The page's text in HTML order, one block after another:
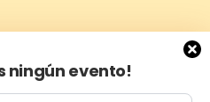
ningún evento!